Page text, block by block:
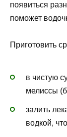
появиться
поможет
Приготовить
в чистую
мелиссы
залить
водкой,